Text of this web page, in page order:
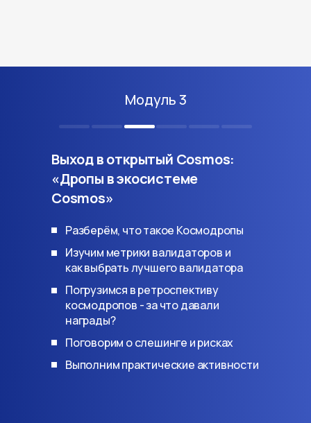
Выход в открытый Cosmos:
«Дропы в экосистеме
Cosmos»
Погрузимся в ретроспективу
космодропов - за что давали
награды?
Поговорим о слешинге и рисках
Модуль 3
Разберём, что такое Космодропы
Изучим метрики валидаторов и
как выбрать лучшего валидатора
Выполним практические активности